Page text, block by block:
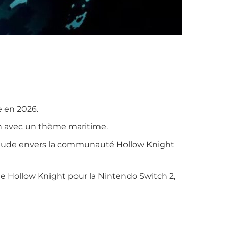
en 2026.
avec un thème maritime.
envers la communauté Hollow Knight
Hollow Knight pour la Nintendo Switch 2,